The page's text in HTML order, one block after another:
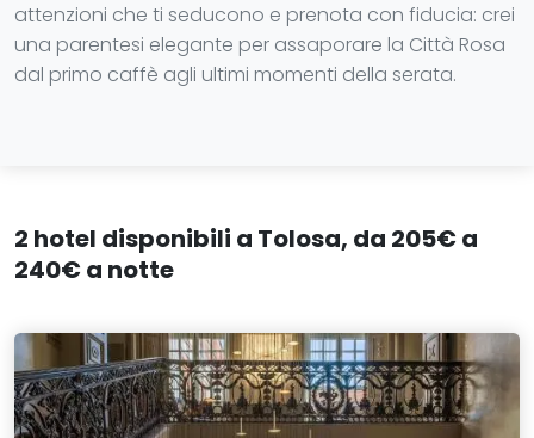
attenzioni che ti seducono e prenota con fiducia: crei
una parentesi elegante per assaporare la Città Rosa
dal primo caffè agli ultimi momenti della serata.
2 hotel disponibili a Tolosa, da 205€ a
240€ a notte